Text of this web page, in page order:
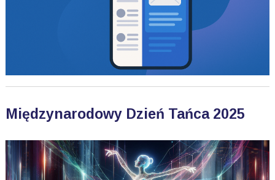
Międzynarodowy Dzień Tańca 2025